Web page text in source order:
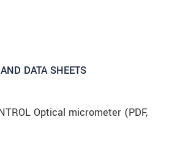
DATA SHEETS
Optical micrometer (PDF,